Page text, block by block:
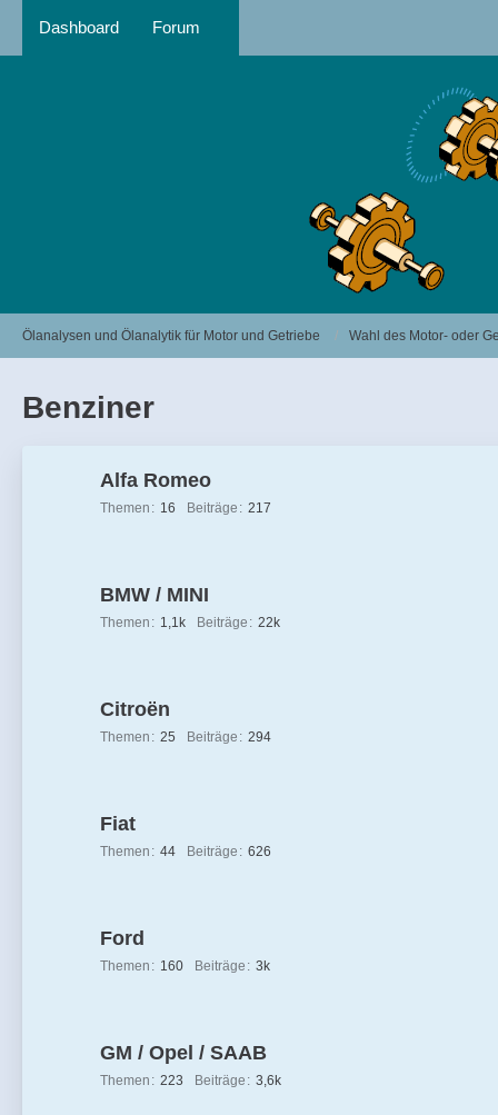
Dashboard Forum
Ölanalysen und Ölanalytik für Motor und Getriebe Wahl des Motor- oder
Benziner
Alfa Romeo
Themen 16 Beiträge 217
BMW / MINI
Themen 1,1k Beiträge 22k
Citroën
Themen 25 Beiträge 294
Fiat
Themen 44 Beiträge 626
Ford
Themen 160 Beiträge 3k
GM / Opel / SAAB
Themen 223 Beiträge 3,6k